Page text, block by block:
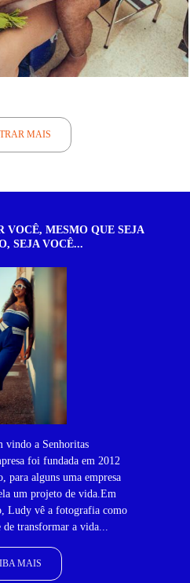
9
MAIS
VOCÊ, MESMO QUE SEJA
SEJA VOCÊ...
vindo a Senhoritas
foi fundada em 2012
para alguns uma empresa
um projeto de vida.Em
Ludy vê a fotografia como
de transformar a vida...
MAIS